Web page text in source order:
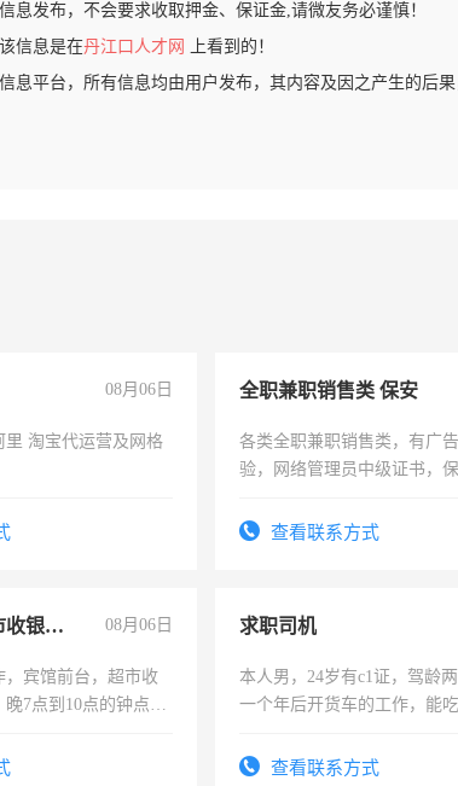
息发布，不会要求收取押金、保证金,请微友务必谨慎！
信息是在丹江口人才网
上看到的！
息平台，所有信息均由用户发布，其内容及因之产生的后
08月06日
里 淘宝代运营及网格
全职兼职销售类 保安
各类全职兼职销售类，有广
验，网络管理员中级证书，
有高低压电工证和十几年工作
查看联系方式
宾馆前台，超市收银员，淘宝客服 08月06日
，宾馆前台，超市收
7点到10点的钟点
求职司机
本人男，24岁有c1证，驾龄
一个年后开货车的工作，能
查看联系方式